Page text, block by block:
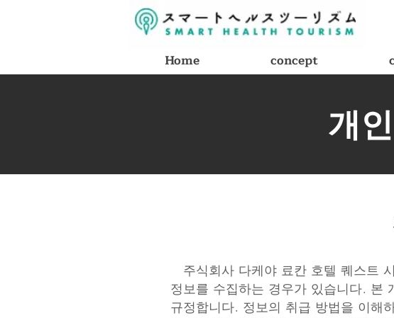
Home concept
개
주식회사 다케야 료칸 호텔 퀘스트
정보를 수집하는 경우가 있습니다. 본
규정합니다. 정보의 취급 방법을 이해